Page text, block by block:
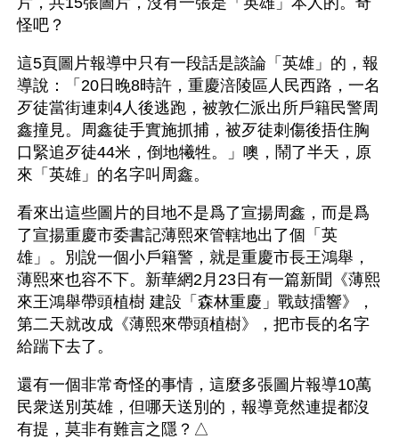
怪吧？
這5頁圖片報導中只有一段話是談論「英雄」的，報
導說：「20日晚8時許，重慶涪陵區人民西路，一名
歹徒當街連刺4人後逃跑，被敦仁派出所戶籍民警周
鑫撞見。周鑫徒手實施抓捕，被歹徒刺傷後捂住胸
口緊追歹徒44米，倒地犧牲。」噢，鬧了半天，原
來「英雄」的名字叫周鑫。
看來出這些圖片的目地不是爲了宣揚周鑫，而是爲
了宣揚重慶市委書記薄熙來管轄地出了個「英
雄」。別說一個小戶籍警，就是重慶市長王鴻舉，
薄熙來也容不下。新華網2月23日有一篇新聞《薄熙
來王鴻舉帶頭植樹 建設「森林重慶」戰鼓擂響》，
第二天就改成《薄熙來帶頭植樹》，把市長的名字
給踹下去了。
還有一個非常奇怪的事情，這麼多張圖片報導10萬
民衆送別英雄，但哪天送別的，報導竟然連提都沒
有提，莫非有難言之隱？△